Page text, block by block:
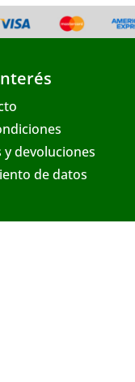
devoluciones
de datos